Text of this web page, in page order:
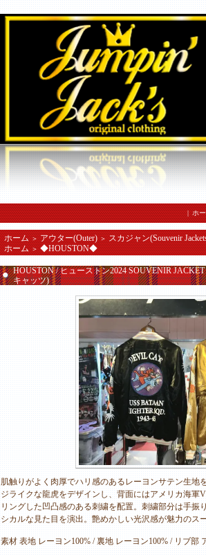
| ホ
ホーム ＞ アウター(Outer) ＞ スカジャン(Souvenir
ホーム ＞ ◆HOUSTON◆
HOUSTON / ヒューストン2024 SOUVENIR
キャッツ)
肌触りがよく肉厚でハリ感のあるレーヨンサテン生地
ジライクな龍虎をデザインし、背面にはアメリカ海軍
リングした凹凸感のある刺繍を配置。刺繍部分は手振
シカルな見た目を演出。艶めかしい光沢感が魅力のス
素材 表地 レーヨン100% / 裏地 レーヨン100% / リブ部